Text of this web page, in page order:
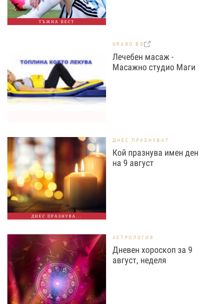
ТЪЖНА ВЕСТ
GRABO.BG
Лечебен масаж -
Масажно студио Маги
ДНЕС ПРАЗНУВА...
ДНЕС ПРАЗНУВАТ
Кой празнува имен ден
на 9 август
АСТРОЛОГИЯ
Дневен хороскоп за 9
август, неделя